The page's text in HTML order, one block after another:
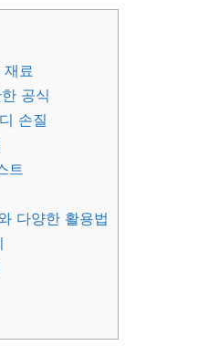
재료
공식
손질
트
다양한 활용법